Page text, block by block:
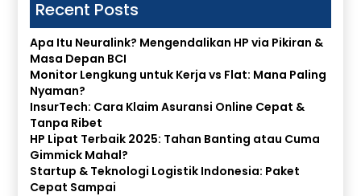
Recent Posts
Apa Itu Neuralink? Mengendalikan HP via Pikiran &
Masa Depan BCI
Monitor Lengkung untuk Kerja vs Flat: Mana Paling
Nyaman?
InsurTech: Cara Klaim Asuransi Online Cepat &
Tanpa Ribet
HP Lipat Terbaik 2025: Tahan Banting atau Cuma
Gimmick Mahal?
Startup & Teknologi Logistik Indonesia: Paket
Cepat Sampai